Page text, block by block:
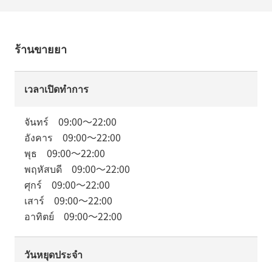
ร้านขายยา
เวลาเปิดทำการ
จันทร์ 09:00～22:00
อังคาร 09:00～22:00
พุธ 09:00～22:00
พฤหัสบดี 09:00～22:00
ศุกร์ 09:00～22:00
เสาร์ 09:00～22:00
อาทิตย์ 09:00～22:00
วันหยุดประจำ